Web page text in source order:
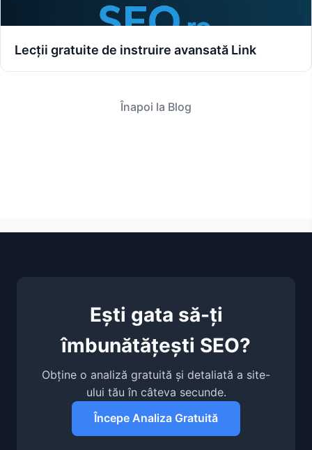
Lecții gratuite de instruire avansată Link
Înapoi la Blog
Ești gata să-ți
îmbunătățești SEO?
Obține o analiză gratuită și detaliată a site-
ului tău în câteva secunde.
Începe Analiza Gratuită